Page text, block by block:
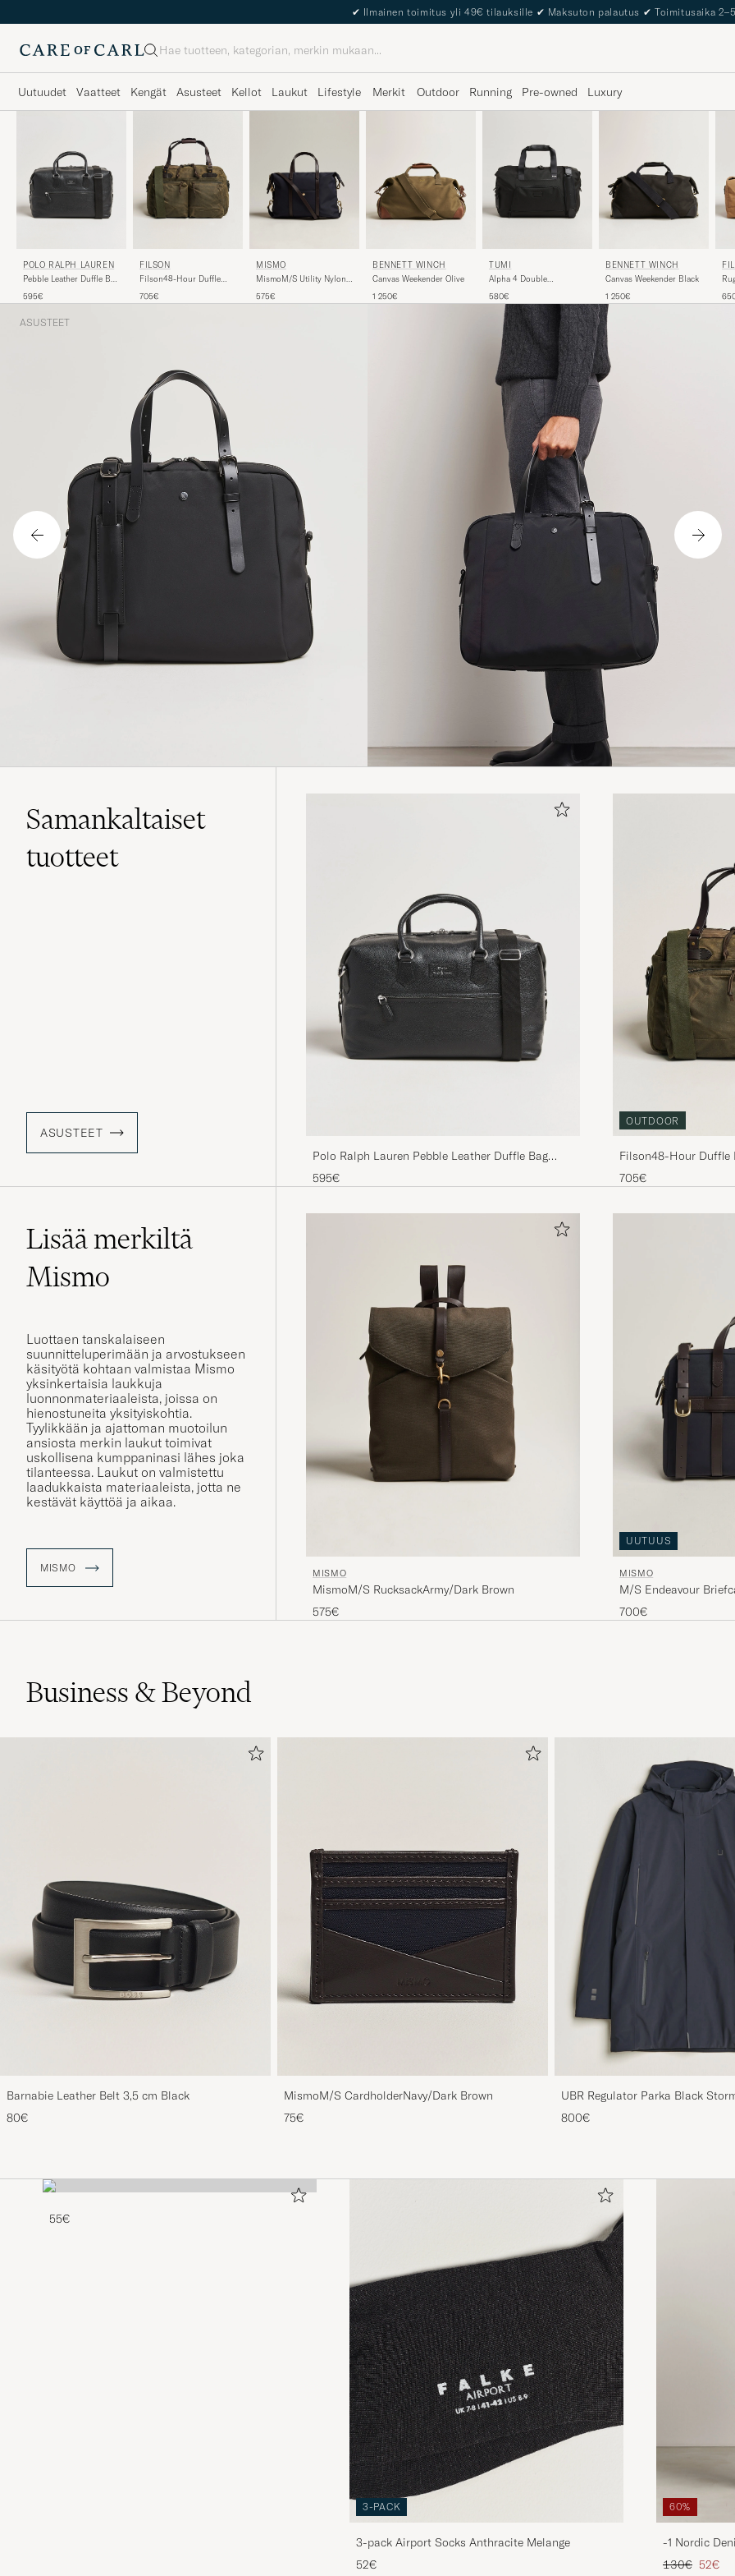
The Care of Carl Passport
Haku
Uutuudet Vaatteet Kengät Asusteet Kellot Laukut Lifestyle Merkit Outdoor Running Pre-owned Luxury
POLO RALPH LAUREN
Pebble Leather Duffle Bag
595€
FILSON
Filson48-Hour Duffle
705€
MISMO
MismoM/S Utility Nylon
Brown
575€
BENNETT WINCH
Canvas Weekender Olive
1 250€
TUMI
Alpha 4 Double
Black
580€
BENNETT WINCH
Canvas Weekender Black
1 250€
ASUSTEET
Samankaltaiset
tuotteet
ASUSTEET
Polo Ralph Lauren Pebble Leather Duffle Bag
Svart
595€
OUTDOOR
Filson48-Hour Duffle
705€
Lisää merkiltä
Mismo
Luottaen tanskalaiseen
suunnitteluperimään ja arvostukseen
käsityötä kohtaan valmistaa Mismo
yksinkertaisia laukkuja
luonnonmateriaaleista, joissa on
hienostuneita yksityiskohtia.
Tyylikkään ja ajattoman muotoilun
ansiosta merkin laukut toimivat
uskollisena kumppaninasi lähes joka
tilanteessa. Laukut on valmistettu
laadukkaista materiaaleista, jotta ne
kestävät käyttöä ja aikaa.
MISMO MISMO
MismoM/S RucksackArmy/Dark Brown
575€
UUTUUS
MISMO
M/S Endeavour
700€
Business & Beyond
Barnabie Leather Belt 3,5 cm Black
80€
MismoM/S CardholderNavy/Dark Brown
75€
UBR Regulator Parka Black
800€
55€
3-PACK
3-pack Airport Socks Anthracite Melange
52€
60%
-1 Nordic
Tavallinen
130€ 52€